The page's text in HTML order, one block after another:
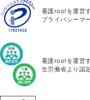
看護roo!を運営
プライバシーマ
看護roo!を運営
生労働省より認